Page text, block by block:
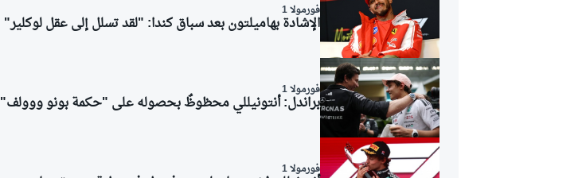
فورمولا 1
الإشادة بهاميلتون بعد سباق كندا: "لقد تسلل إلى عقل لوكلير"
فورمولا 1
براندل: أنتونيللي محظوظٌ بحصوله على "حكمة بونو ووولف"
فورمولا 1